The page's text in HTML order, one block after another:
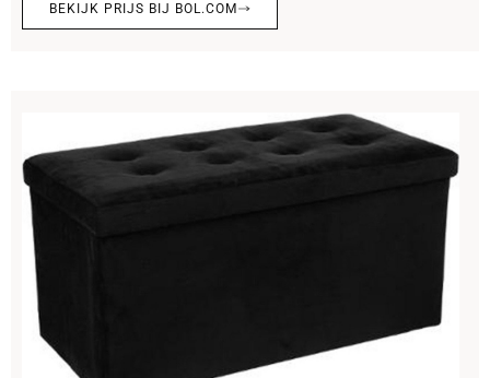
BEKIJK PRIJS BIJ BOL.COM